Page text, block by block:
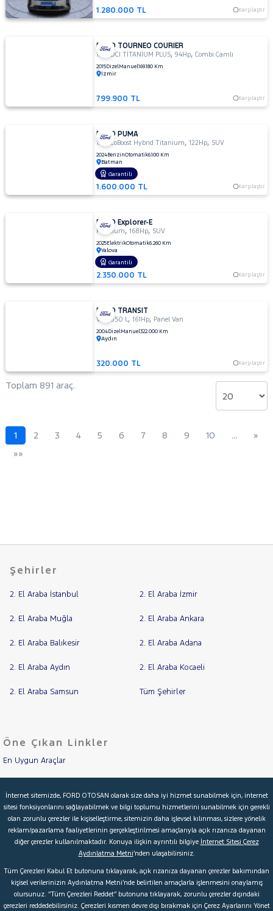
1.280.000 TL Karşılaştır
FORD TOURNEO COURIER
1.5 TDCI TİTANİUM PLUS,94Hp,Combi Camlı
2015DizelManuel169.180 Km
İzmir
799.900 TL Karşılaştır
FORD PUMA
1.0 EcoBoost Hybrid Titanium,122Hp, SUV
2024BenzinOtomatik6.100 Km
Batman
1.600.000 TL Karşılaştır
Garantili
FORD Explorer-E
Premium,168Hp, SUV
2025ElektrikOtomatik6.260 Km
Yalova
2.350.000 TL Karşılaştır
Garantili
FORD TRANSIT
VAN 350 L,161Hp, Panel Van
2004DizelManuel322.000 Km
Aydın
320.000 TL Karşılaştır
Toplam 891 araç.
1 2 3 4 5 6 7 8 9 10 …
»
»»
Şehirler
2. El Araba İstanbul 2. El Araba İzmir
2. El Araba Muğla 2. El Araba Ankara
2. El Araba Balıkesir 2. El Araba Adana
2. El Araba Aydın 2. El Araba Kocaeli
2. El Araba Samsun Tüm Şehirler
Öne Çıkan Linkler
En Uygun Araçlar
İkinci El Garanti
Kampanyalar
Kredi Hesaplama & Başvuru
© 2026 Ford Türkiye Ford Kurumsal Hakkımızda
İnternet sitemizde, FORD OTOSAN olarak size daha iyi hizmet sunabilmek için, internet
sitesi fonksiyonlarını sağlayabilmek ve bilgi toplumu hizmetlerini sunabilmek için gerekli
olan zorunlu çerezler ile kişiselleştirme, sitemizin daha işlevsel kılınması, sizlere yönelik
reklam/pazarlama faaliyetlerinin gerçekleştirilmesi amaçlarıyla açık rızanıza dayanan
diğer çerezler kullanılmaktadır. Konuya ilişkin ayrıntılı bilgiye İnternet Sitesi Çerez
Aydınlatma Metni’nden ulaşabilirsiniz.
Tüm Çerezleri Kabul Et butonuna tıklayarak, açık rızanıza dayanan çerezler bakımından
kişisel verilerinizin Aydınlatma Metni’nde belirtilen amaçlarla işlenmesini onaylamış
olursunuz. “Tüm Çerezleri Reddet” butonuna tıklayarak, zorunlu çerezler dışındaki
çerezleri reddedebilirsiniz. Çerezleri kısmen devre dışı bırakmak için Çerez Ayarlarını Yönet